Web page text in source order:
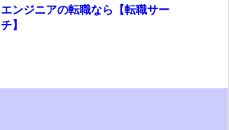
エンジニアの転職なら【転職サー
チ】